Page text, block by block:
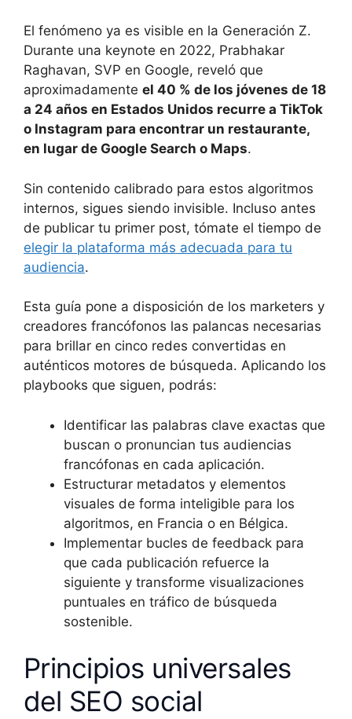
El fenómeno ya es visible en la Generación Z.
Durante una keynote en 2022, Prabhakar
Raghavan, SVP en Google, reveló que
aproximadamente el 40 % de los jóvenes de 18
a 24 años en Estados Unidos recurre a TikTok
o Instagram para encontrar un restaurante,
en lugar de Google Search o Maps.
Sin contenido calibrado para estos algoritmos
internos, sigues siendo invisible. Incluso antes
de publicar tu primer post, tómate el tiempo de
elegir la plataforma más adecuada para tu
audiencia.
Esta guía pone a disposición de los marketers y
creadores francófonos las palancas necesarias
para brillar en cinco redes convertidas en
auténticos motores de búsqueda. Aplicando los
playbooks que siguen, podrás:
Identificar las palabras clave exactas que
buscan o pronuncian tus audiencias
francófonas en cada aplicación.
Estructurar metadatos y elementos
visuales de forma inteligible para los
algoritmos, en Francia o en Bélgica.
Implementar bucles de feedback para
que cada publicación refuerce la
siguiente y transforme visualizaciones
puntuales en tráfico de búsqueda
sostenible.
Principios universales
del SEO social